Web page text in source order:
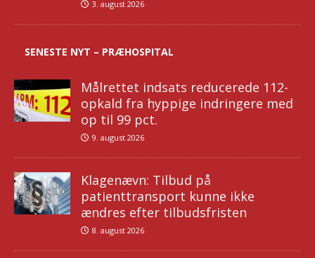
3. august 2026
SENESTE NYT – PRÆHOSPITAL
Målrettet indsats reducerede 112-
opkald fra hyppige indringere med
op til 99 pct.
9. august 2026
Klagenævn: Tilbud på
patienttransport kunne ikke
ændres efter tilbudsfristen
8. august 2026